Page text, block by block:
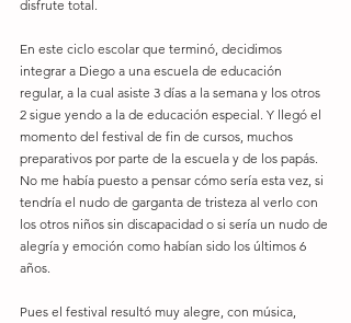
disfrute total.
En este ciclo escolar que terminó, decidimos
integrar a Diego a una escuela de educación
regular, a la cual asiste 3 días a la semana y los otros
2 sigue yendo a la de educación especial. Y llegó el
momento del festival de fin de cursos, muchos
preparativos por parte de la escuela y de los papás.
No me había puesto a pensar cómo sería esta vez, si
tendría el nudo de garganta de tristeza al verlo con
los otros niños sin discapacidad o si sería un nudo de
alegría y emoción como habían sido los últimos 6
años.
Pues el festival resultó muy alegre, con música,